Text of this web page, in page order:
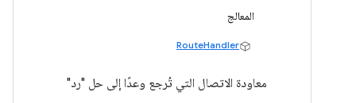
المعالج
RouteHandler
معاودة الاتصال التي تُرجع وعدًا إلى حل "رد"